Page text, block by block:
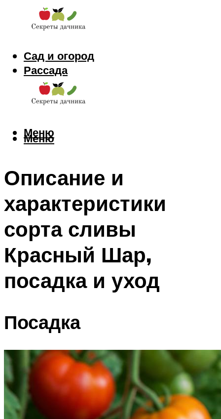
Сад и огород
Рассада
Цветы
Заготовки
Меню
Меню
Описание и
характеристики
сорта сливы
Красный Шар,
посадка и уход
Посадка